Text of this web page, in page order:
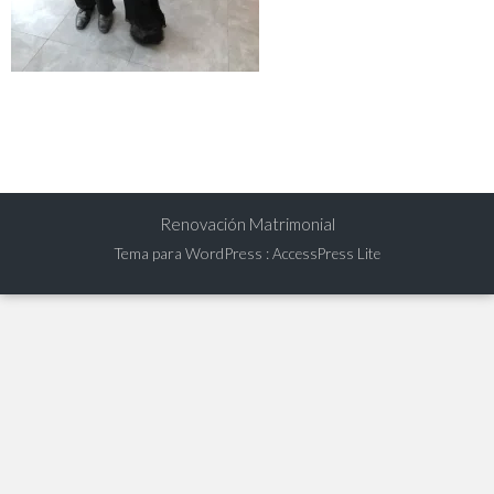
Renovación Matrimonial
Tema para WordPress :AccessPress Lite